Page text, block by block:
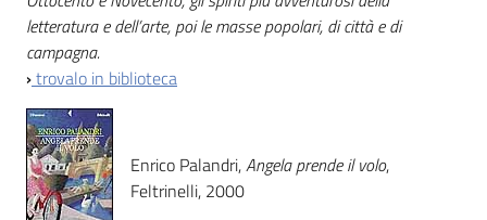
letteratura e dell’arte, poi le masse popolari, di città e di
campagna.
›trovalo in biblioteca
Enrico Palandri,Angela prende il volo,
Feltrinelli, 2000